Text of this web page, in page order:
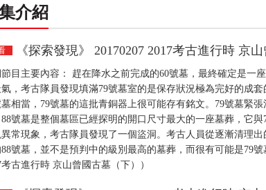
介紹
《探索發現》 20170207 2017考古進行時 京山
目主要內容： 趕在降水之前完成的60號墓，最終確定是一
，考古隊員發現填滿79號墓室的是保存狀況極為完好的成
墓相當，79號墓的這批青銅器上很可能存有銘文。79號墓緊
號墓是整個墓區已經探明的開口尺寸最大的一座墓葬，它
異常現象，考古隊員發現了一個盜洞。考古人員從逐漸清理
號墓，並不是預判中的級別最高的墓葬，而很有可能是79
考古進行時 京山曾國古墓（下））